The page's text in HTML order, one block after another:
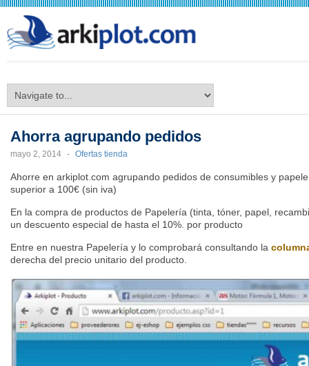
Ahorra agrupando pedidos
mayo 2, 2014 - Ofertas tienda
Ahorre en arkiplot.com agrupando pedidos de consumibles y
superior a 100€ (sin iva)
En la compra de productos de Papelería (tinta, tóner, papel,
un descuento especial de hasta el 10%. por producto
Entre en nuestra Papelería y lo comprobará consultando la
derecha del precio unitario del producto.